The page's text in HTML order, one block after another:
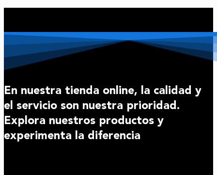
En nuestra tienda online, la calidad y
el servicio son nuestra prioridad.
Explora nuestros productos y
experimenta la diferencia